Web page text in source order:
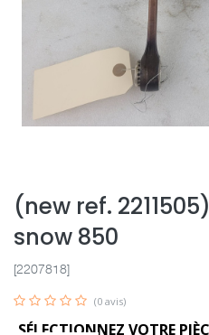
(new ref.
snow 850
[2207818]
(0 avis)
SÉLECTIONNEZ VOTRE